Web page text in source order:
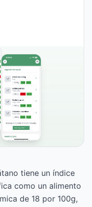
tiene un índice
como un alimento
de 18 por 100g,